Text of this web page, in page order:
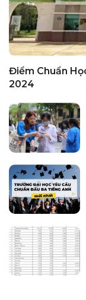
Điểm Chuẩn
2024